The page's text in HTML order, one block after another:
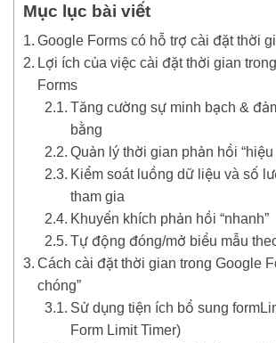
Mục lục bài viết
Google Forms có hỗ trợ cài đặt thời
Lợi ích của việc cài đặt thời gian
Forms
Tăng cường sự minh bạch &
bằng
Quản lý thời gian phản hồi “hiệu
Kiểm soát luồng dữ liệu và số
tham gia
Khuyến khích phản hồi “nhanh”
Tự động đóng/mở biểu mẫu
Cách cài đặt thời gian trong Google
chóng”
Sử dụng tiện ích bổ sung
Form Limit Timer)